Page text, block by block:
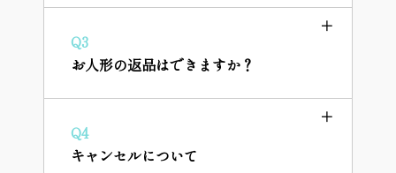
Q3
お人形の返品はできますか？
Q4
キャンセルについて